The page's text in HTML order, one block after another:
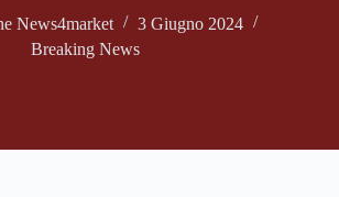
News4market
3 Giugno 2024
Breaking News